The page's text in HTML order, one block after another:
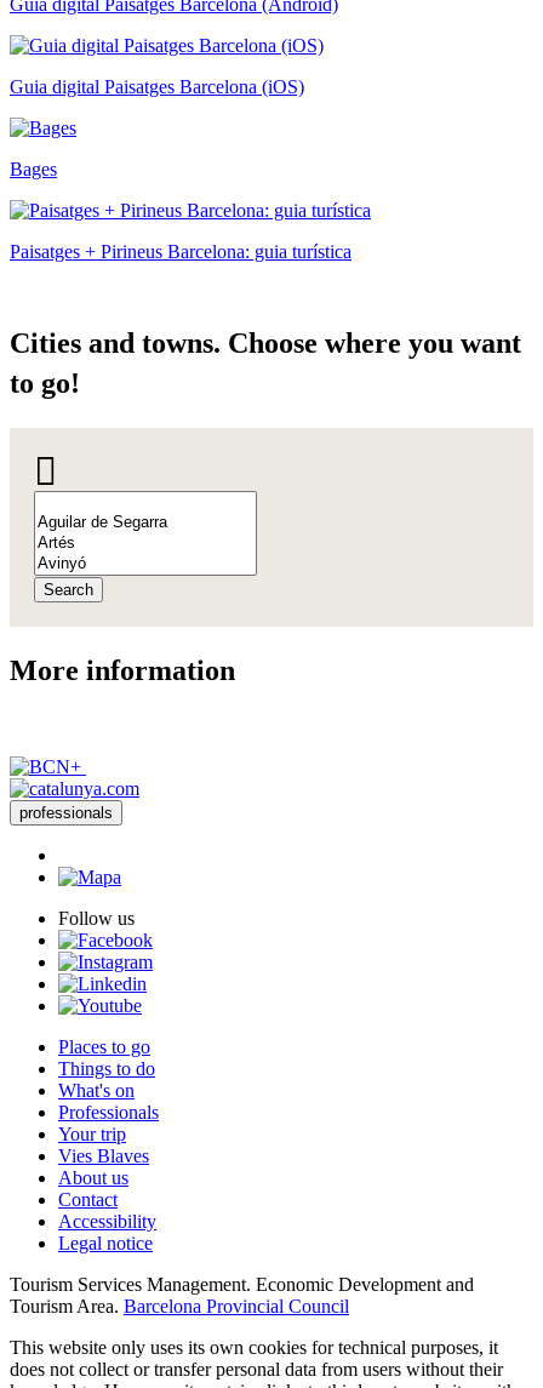
Guia digital Paisatges Barcelona (iOS)
Bages
Paisatges + Pirineus Barcelona: guia turística
Cities and towns. Choose where you want
to go!
Search
More information
professionals
Follow us
Places to go
Things to do
What's on
Professionals
Your trip
Vies Blaves
About us
Contact
Accessibility
Legal notice
Tourism Services Management. Economic Development and
Tourism Area. Barcelona Provincial Council
This website only uses its own cookies for technical purposes, it
does not collect or transfer personal data from users without their